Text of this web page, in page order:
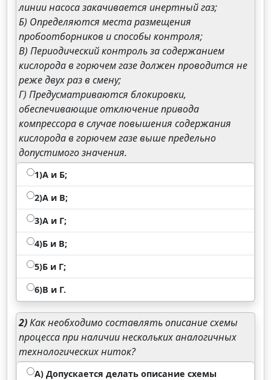
линии насоса закачивается инертный газ;
Б) Определяются места размещения
пробоотборников и способы контроля;
В) Периодический контроль за содержанием
кислорода в горючем газе должен проводится не
реже двух раз в смену;
Г) Предусматриваются блокировки,
обеспечивающие отключение привода
компрессора в случае повышения содержания
кислорода в горючем газе выше предельно
допустимого значения.
1)А и Б;
2)А и В;
3)А и Г;
4)Б и В;
5)Б и Г;
6)В и Г.
2)Как необходимо составлять описание схемы
процесса при наличии нескольких аналогичных
технологических ниток?
А) Допускается делать описание схемы